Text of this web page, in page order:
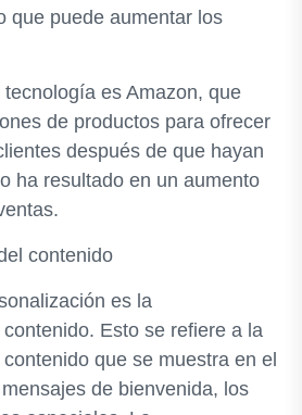
que puede aumentar los
es Amazon, que
de productos para ofrecer
después de que hayan
ha resultado en un aumento
contenido
es la
Esto se refiere a la
que se muestra en el
de bienvenida, los